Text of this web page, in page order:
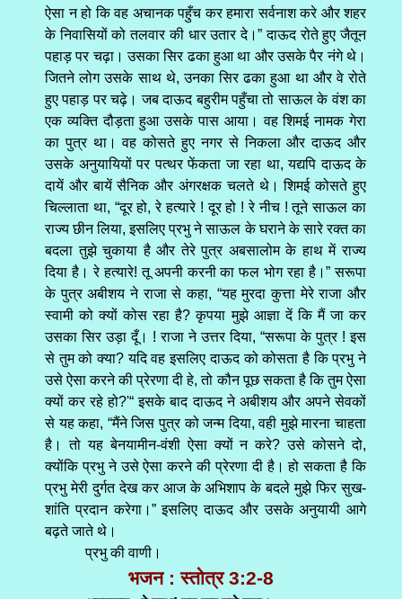
ऐसा न हो कि वह अचानक पहुँच कर हमारा सर्वनाश करे और शहर
के निवासियों को तलवार की धार उतार दे।” दाऊद रोते हुए जैतून
पहाड़ पर चढ़ा। उसका सिर ढका हुआ था और उसके पैर नंगे थे।
जितने लोग उसके साथ थे, उनका सिर ढका हुआ था और वे रोते
हुए पहाड़ पर चढ़े। जब दाऊद बहुरीम पहुँचा तो साऊल के वंश का
एक व्यक्ति दौड़ता हुआ उसके पास आया। वह शिमई नामक गेरा
का पुत्र था। वह कोसते हुए नगर से निकला और दाऊद और
उसके अनुयायियों पर पत्थर फेंकता जा रहा था, यद्यपि दाऊद के
दायें और बायें सैनिक और अंगरक्षक चलते थे। शिमई कोसते हुए
चिल्लाता था, “दूर हो, रे हत्यारे ! दूर हो ! रे नीच ! तूने साऊल का
राज्य छीन लिया, इसलिए प्रभु ने साऊल के घराने के सारे रक्त का
बदला तुझे चुकाया है और तेरे पुत्र अबसालोम के हाथ में राज्य
दिया है। रे हत्यारे! तू अपनी करनी का फल भोग रहा है।” सरूपा
के पुत्र अबीशय ने राजा से कहा, “यह मुरदा कुत्ता मेरे राजा और
स्वामी को क्यों कोस रहा है? कृपया मुझे आज्ञा दें कि मैं जा कर
उसका सिर उड़ा दूँ। ! राजा ने उत्तर दिया, “सरूपा के पुत्र ! इस
से तुम को क्या? यदि वह इसलिए दाऊद को कोसता है कि प्रभु ने
उसे ऐसा करने की प्रेरणा दी हे, तो कौन पूछ सकता है कि तुम ऐसा
क्यों कर रहे हो?'“ इसके बाद दाऊद ने अबीशय और अपने सेवकों
से यह कहा, “मैंने जिस पुत्र को जन्म दिया, वही मुझे मारना चाहता
है। तो यह बेनयामीन-वंशी ऐसा क्यों न करे? उसे कोसने दो,
क्योंकि प्रभु ने उसे ऐसा करने की प्रेरणा दी है। हो सकता है कि
प्रभु मेरी दुर्गत देख कर आज के अभिशाप के बदले मुझे फिर सुख-
शांति प्रदान करेगा।” इसलिए दाऊद और उसके अनुयायी आगे
बढ़ते जाते थे।
प्रभु की वाणी।
भजन : स्तोत्र 3:2-8